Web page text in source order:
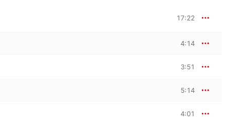
17:22
4:14
3:51
5:14
4:01